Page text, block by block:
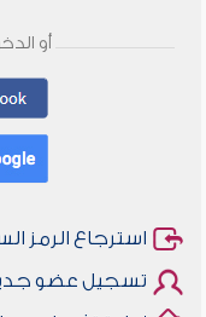
أو
استرجاع الرمز
تسجيل عضو